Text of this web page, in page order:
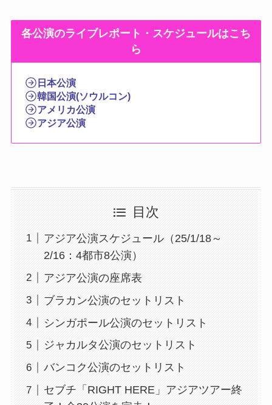
各公演のライブレポート・スケジュールはこち
ら
日本公演
韓国公演(ソウルコン)
アメリカ公演
アジア公演
目次
アジア公演スケジュール（25/1/18～
2/16：4都市8公演）
アジア公演の座席表
ブラカン公演のセットリスト
シンガポール公演のセットリスト
ジャカルタ公演のセットリスト
バンコク公演のセットリスト
セブチ「RIGHT HERE」アジアツアー終